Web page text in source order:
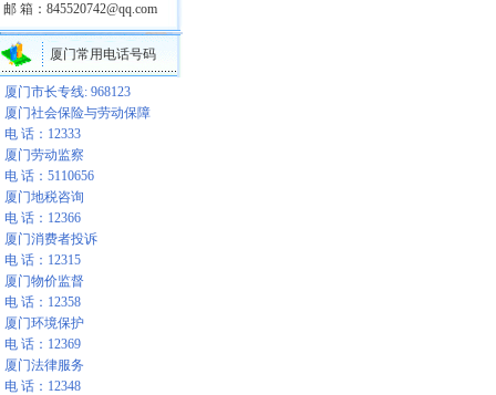
邮 箱：845520742@qq.com
厦门常用电话号码
厦门市长专线: 968123
厦门社会保险与劳动保障
电 话：12333
厦门劳动监察
电 话：5110656
厦门地税咨询
电 话：12366
厦门消费者投诉
电 话：12315
厦门物价监督
电 话：12358
厦门环境保护
电 话：12369
厦门法律服务
电 话：12348